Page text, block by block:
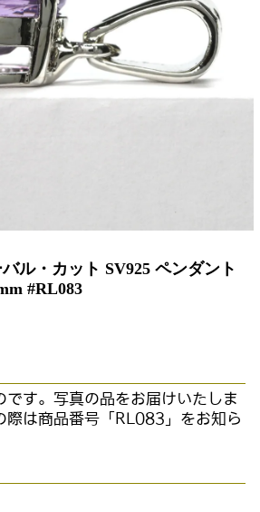
ル・カット SV925 ペンダント
#RL083
です。写真の品をお届けいたしま
際は商品番号「RL083」をお知ら